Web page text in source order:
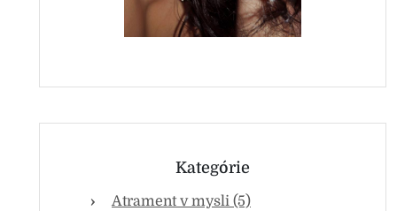
Kategórie
Atrament v mysli (5)